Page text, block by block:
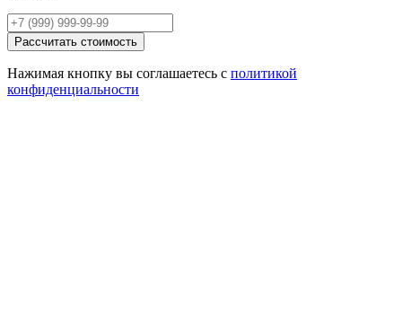
Рассчитать стоимость
Нажимая кнопку вы соглашаетесь с политикой
конфиденциальности